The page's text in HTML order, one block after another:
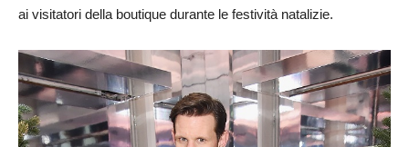
ai visitatori della boutique durante le festività natalizie.